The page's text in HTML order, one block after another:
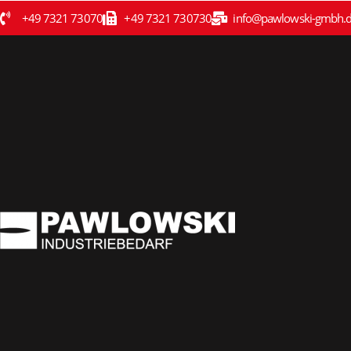
+49 7321 73070 +49 7321 730730 info@pawlowski-